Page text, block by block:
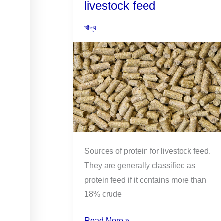
livestock feed
খাদ্য
Sources of protein for livestock feed.
They are generally classified as
protein feed if it contains more than
18% crude
of
for
livestock
feed